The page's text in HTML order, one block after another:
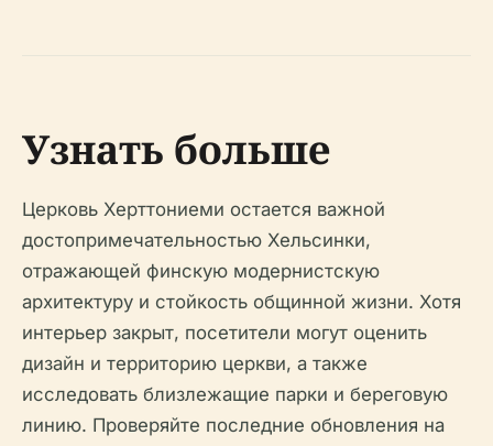
Узнать больше
Церковь Херттониеми остается важной
достопримечательностью Хельсинки,
отражающей финскую модернистскую
архитектуру и стойкость общинной жизни. Хотя
интерьер закрыт, посетители могут оценить
дизайн и территорию церкви, а также
исследовать близлежащие парки и береговую
линию. Проверяйте последние обновления на